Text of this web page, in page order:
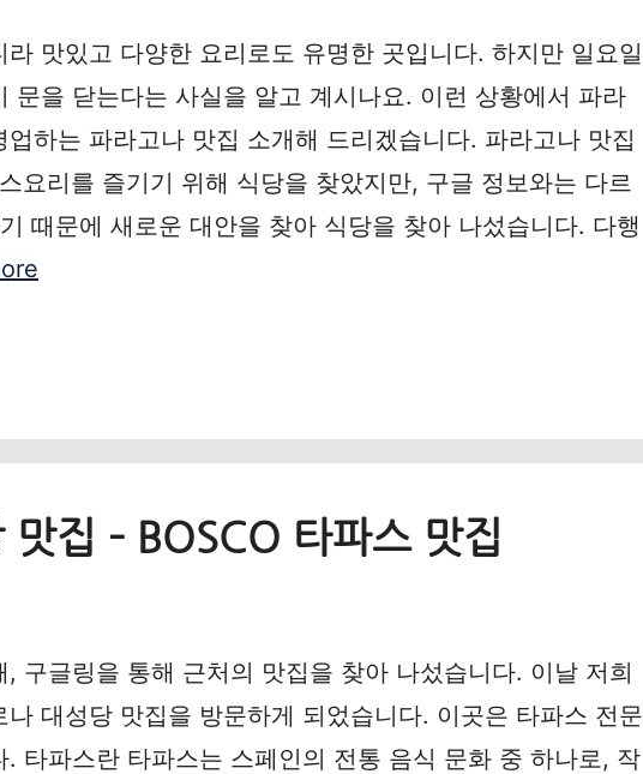
맛있고 다양한 요리로도 유명한 곳입니다. 하지만 일요일
문을 닫는다는 사실을 알고 계시나요. 이런 상황에서 파라
하는 파라고나 맛집 소개해 드리겠습니다. 파라고나 맛집
요리를 즐기기 위해 식당을 찾았지만, 구글 정보와는 다르
때문에 새로운 대안을 찾아 식당을 찾아 나섰습니다. 다행
집 – BOSCO 타파스 맛집
구글링을 통해 근처의 맛집을 찾아 나섰습니다. 이날 저희
대성당 맛집을 방문하게 되었습니다. 이곳은 타파스 전문
타파스란 타파스는 스페인의 전통 음식 문화 중 하나로, 작